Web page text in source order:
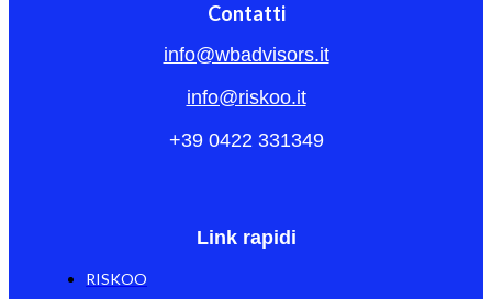
Contatti
info@wbadvisors.it
info@riskoo.it
+39 0422 331349
Link rapidi
RISKOO